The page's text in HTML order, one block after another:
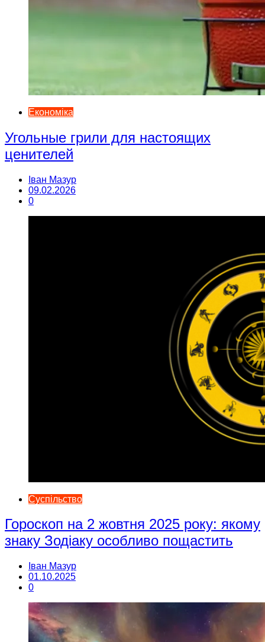
Економіка
Угольные грили для настоящих
ценителей
Іван Мазур
09.02.2026
0
Суспільство
Гороскоп на 2 жовтня 2025 року: якому
знаку Зодіаку особливо пощастить
Іван Мазур
01.10.2025
0